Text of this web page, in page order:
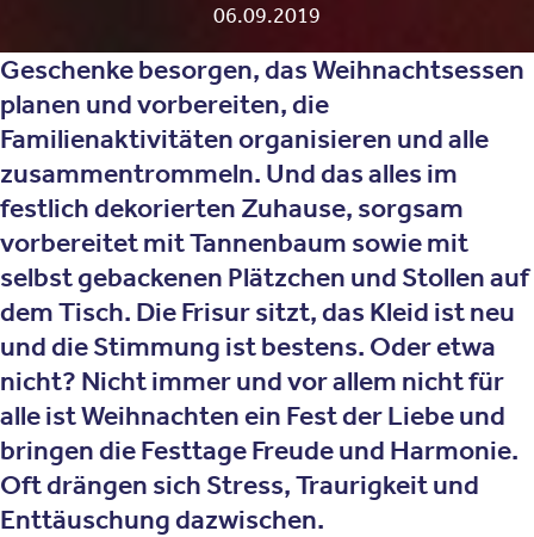
06.09.2019
Geschenke besorgen, das Weihnachtsessen
planen und vorbereiten, die
Familienaktivitäten organisieren und alle
zusammentrommeln. Und das alles im
festlich dekorierten Zuhause, sorgsam
vorbereitet mit Tannenbaum sowie mit
selbst gebackenen Plätzchen und Stollen auf
dem Tisch. Die Frisur sitzt, das Kleid ist neu
und die Stimmung ist bestens. Oder etwa
nicht? Nicht immer und vor allem nicht für
alle ist Weihnachten ein Fest der Liebe und
bringen die Festtage Freude und Harmonie.
Oft drängen sich Stress, Traurigkeit und
Enttäuschung dazwischen.